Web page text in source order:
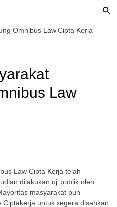
Omnibus Law Cipta Kerja
Law
Law Cipta Kerja telah
dilakukan uji publik oleh
masyarakat pun
Ciptakerja untuk segera disahkan